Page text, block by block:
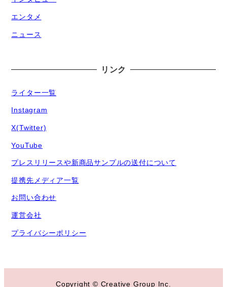
エンタメ
ニュース
リンク
ライター一覧
Instagram
X(Twitter)
YouTube
プレスリリースや新商品サンプルの送付について
提携先メディア一覧
お問い合わせ
運営会社
プライバシーポリシー
Copyright © Creative Group Inc.